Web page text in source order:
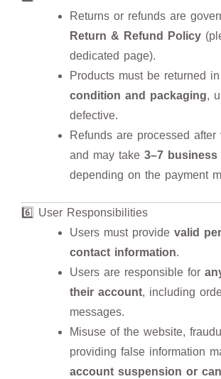
Returns or refunds are
Return & Refund Policy
dedicated page).
Products must be returned
condition and packaging,
defective.
Refunds are processed after
and may take 3–7 business
depending on the payment
6️⃣ User Responsibilities
Users must provide valid
contact information.
Users are responsible for
their account, including
messages.
Misuse of the website,
providing false information
account suspension or